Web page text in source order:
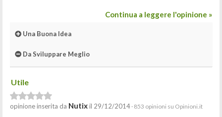
Continua a leggere l'opinione »
Una Buona Idea
Da Sviluppare Meglio
Utile
opinione inserita da Nutixil 29/12/2014 · 853 opinioni su Opinioni.it